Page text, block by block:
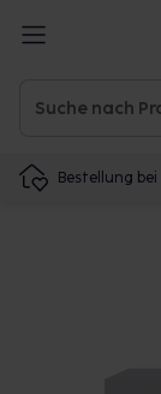
Bestellung bei